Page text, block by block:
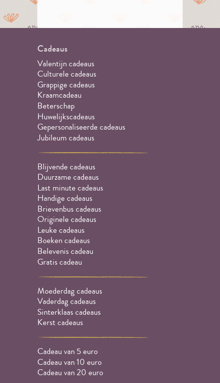
Cadeaus
Valentijn cadeaus
Culturele cadeaus
Grappige cadeaus
Kraamcadeau
Beterschap
Huwelijkscadeaus
Gepersonaliseerde cadeaus
Jubileum cadeaus
Blijvende cadeaus
Duurzame cadeaus
Last minute cadeaus
Handige cadeaus
Brievenbus cadeaus
Originele cadeaus
Leuke cadeaus
Boeken cadeaus
Belevenis cadeau
Gratis cadeau
Moederdag cadeaus
Vaderdag cadeaus
Sinterklaas cadeaus
Kerst cadeaus
Cadeau van 5 euro
Cadeau van 10 euro
Cadeau van 20 euro